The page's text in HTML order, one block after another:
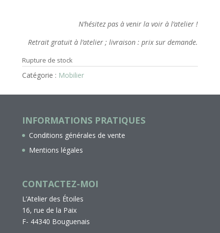
N’hésitez pas à venir la voir à l’atelier !
Retrait gratuit à l’atelier ; livraison : prix sur demande.
Rupture de stock
Catégorie : Mobilier
INFORMATIONS PRATIQUES
Conditions générales de vente
Mentions légales
CONTACTEZ-MOI
L’Atelier des Étoiles
16, rue de la Paix
F- 44340 Bouguenais